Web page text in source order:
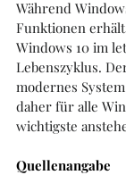
Während
Funktionen
Windows 10 im
Lebenszyklus.
modernes
daher für alle
wichtigste
Quellenangabe